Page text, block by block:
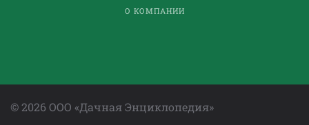
О КОМПАНИИ
©2026 ООО «Дачная Энциклопедия»